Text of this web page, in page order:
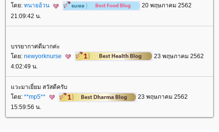
ดย: ทนายอ้วน
20 พฤษภาคม 2562
21:09:42 น.
บรรยากาศดีมากค่ะ
ดย: newyorknurse
23 พฤษภาคม 2562
4:02:49 น.
วะมาเยี่ยม สวัสดีครับ
ดย: **mp5**
23 พฤษภาคม 2562
15:59:56 น.